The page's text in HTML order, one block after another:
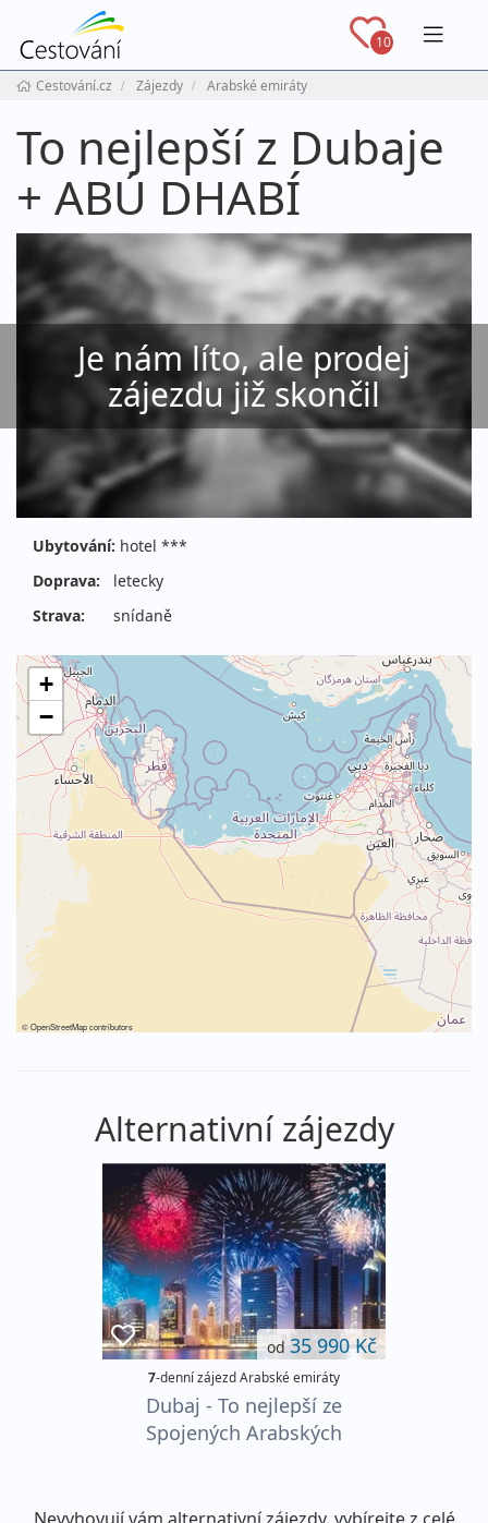
10
Cestování.cz Zájezdy Arabské emiráty
To nejlepší z Dubaje
+ ABÚ DHABÍ
Je nám líto, ale prodej
zájezdu již skončil
Ubytování: hotel ***
Doprava:
letecky
Strava:
snídaně
+
−
©OpenStreetMapcontributors
Alternativní zájezdy
od 35 990 Kč
7-denní zájezd Arabské emiráty
Dubaj - To nejlepší ze
Spojených Arabských